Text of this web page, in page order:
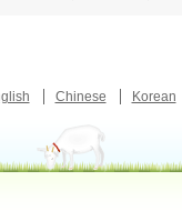
Chinese Korean